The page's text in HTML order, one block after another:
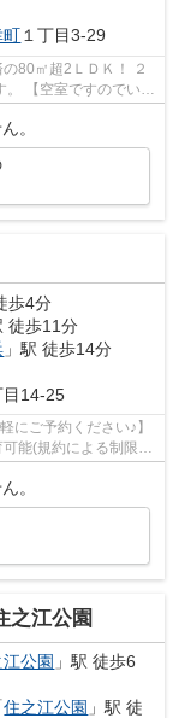
町 １丁目3-29
80㎡超2ＬＤＫ！ ２
【空室ですのでいつ
。
歩4分
徒歩11分
」駅 徒歩14分
目14-25
にご予約ください♪】
能(規約による制限有)
。
之江公園
公園 」駅 徒歩6
住之江公園 」駅 徒